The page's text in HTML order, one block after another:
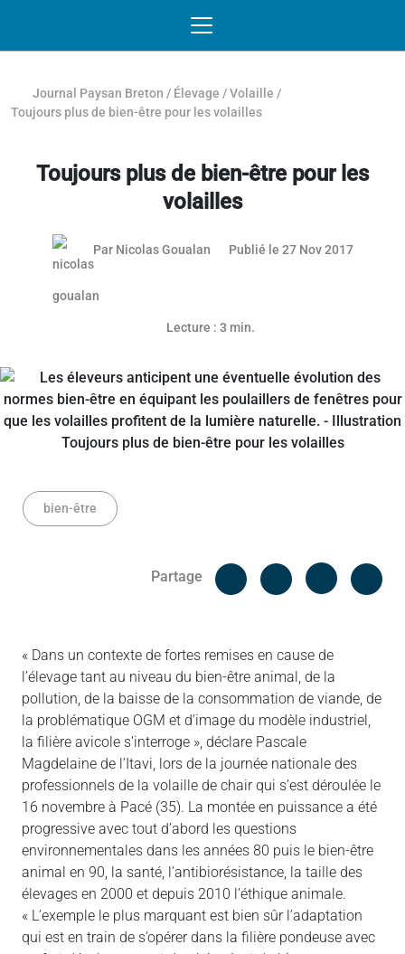
Journal Paysan Breton / Élevage /Volaille /
Toujours plus de bien-être pour les volailles
Toujours plus de bien-être pour les
volailles
Par Nicolas Goualan Publié le 27 Nov 2017
Lecture : 3 min.
bien-être
Partage
Facebook
« Dans un contexte de fortes remises en cause de
l’élevage tant au niveau du bien-être animal, de la
pollution, de la baisse de la consommation de viande, de
la problématique OGM et d’image du modèle industriel,
la filière avicole s’interroge », déclare Pascale
Magdelaine de l’Itavi, lors de la journée nationale des
professionnels de la volaille de chair qui s’est déroulée le
16 novembre à Pacé (35). La montée en puissance a été
progressive avec tout d’abord les questions
environnementales dans les années 80 puis le bien-être
animal en 90, la santé, l’antibiorésistance, la taille des
élevages en 2000 et depuis 2010 l’éthique animale.
« L’exemple le plus marquant est bien sûr l’adaptation
qui est en train de s’opérer dans la filière pondeuse avec